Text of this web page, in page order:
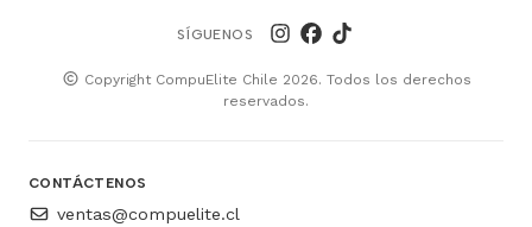
SÍGUENOS
Copyright CompuElite Chile 2026. Todos los derechos
reservados.
CONTÁCTENOS
ventas@compuelite.cl